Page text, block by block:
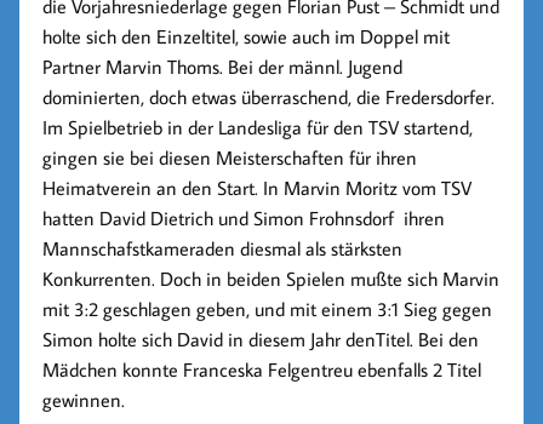
die Vorjahresniederlage gegen Florian Pust – Schmidt und
holte sich den Einzeltitel, sowie auch im Doppel mit
Partner Marvin Thoms. Bei der männl. Jugend
dominierten, doch etwas überraschend, die Fredersdorfer.
Im Spielbetrieb in der Landesliga für den TSV startend,
gingen sie bei diesen Meisterschaften für ihren
Heimatverein an den Start. In Marvin Moritz vom TSV
hatten David Dietrich und Simon Frohnsdorf ihren
Mannschafstkameraden diesmal als stärksten
Konkurrenten. Doch in beiden Spielen mußte sich Marvin
mit 3:2 geschlagen geben, und mit einem 3:1 Sieg gegen
Simon holte sich David in diesem Jahr denTitel. Bei den
Mädchen konnte Franceska Felgentreu ebenfalls 2 Titel
gewinnen.